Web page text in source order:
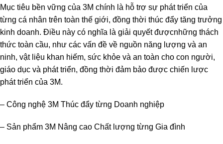
Mục tiêu bền vững của 3M chính là hỗ trợ sự phát triển của
từng cá nhân trên toàn thế giới, đồng thời thúc đẩy tăng trưởng
kinh doanh. Điều này có nghĩa là giải quyết đượcnhững thách
thức toàn cầu, như các vấn đề về nguồn năng lượng và an
ninh, vật liệu khan hiếm, sức khỏe và an toàn cho con người,
giáo dục và phát triển, đồng thời đảm bảo được chiến lược
phát triển của 3M.
– Công nghệ 3M Thúc đẩy từng Doanh nghiệp
– Sản phẩm 3M Nâng cao Chất lượng từng Gia đình